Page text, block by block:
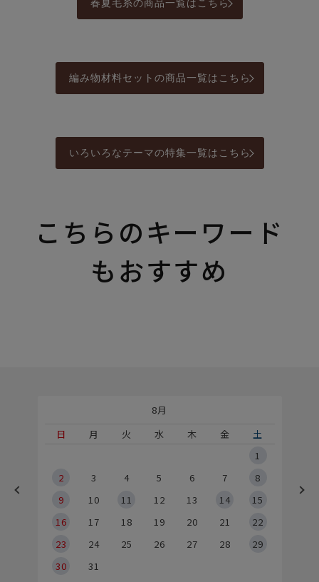
春夏毛糸の商品一覧はこちら
編み物材料セットの商品一覧はこちら
いろいろなテーマの特集一覧はこちら
こちらのキーワード
もおすすめ
8月
日
月 火 水 木 金
土
1
2
3 4 5 6 7
8
9
10 11 12 13 14
15
16
17 18 19 20 21
22
23
24 25 26 27 28
29
30
31